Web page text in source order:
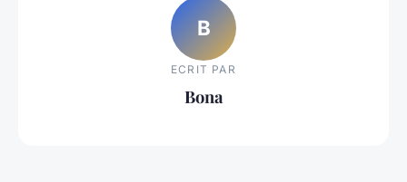
B
ECRIT PAR
Bona